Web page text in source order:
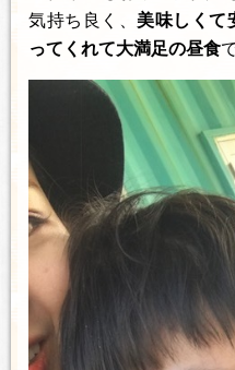
気持ち良く、 美味しくて
ってくれて大満足の昼食